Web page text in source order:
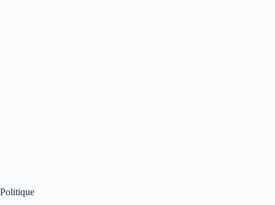
Politique